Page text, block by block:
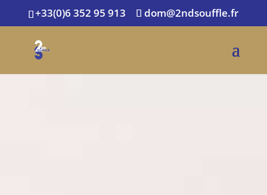
+33(0)6 352 95 913 dom@2ndsouffle.fr